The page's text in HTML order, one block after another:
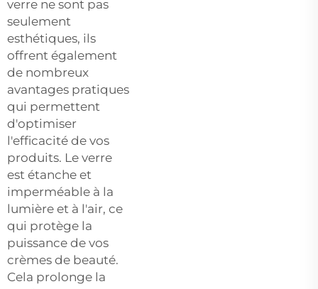
verre ne sont pas
seulement
esthétiques, ils
offrent également
de nombreux
avantages pratiques
qui permettent
d'optimiser
l'efficacité de vos
produits. Le verre
est étanche et
imperméable à la
lumière et à l'air, ce
qui protège la
puissance de vos
crèmes de beauté.
Cela prolonge la